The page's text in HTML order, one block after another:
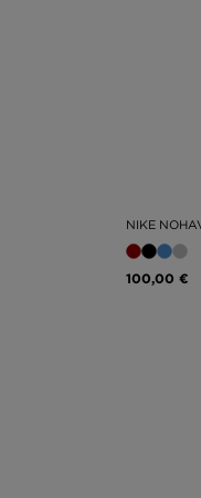
NIKE
100,00 €